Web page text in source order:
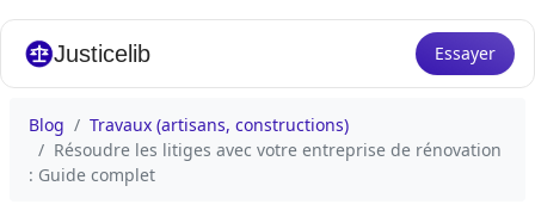
Justicelib Essayer
Blog
Travaux (artisans, constructions)
Résoudre les litiges avec votre entreprise de rénovation
: Guide complet